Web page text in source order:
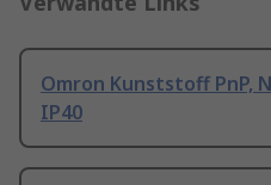
Omron Kunststoff PnP,
IP40